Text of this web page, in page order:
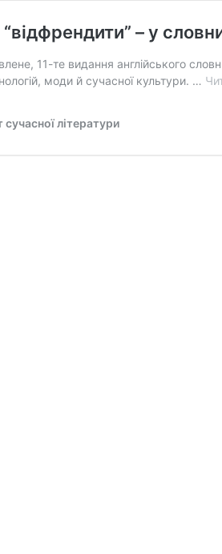
“відфрендити” – у
11-те видання англійського
моди й сучасної культури. …
сучасної літератури